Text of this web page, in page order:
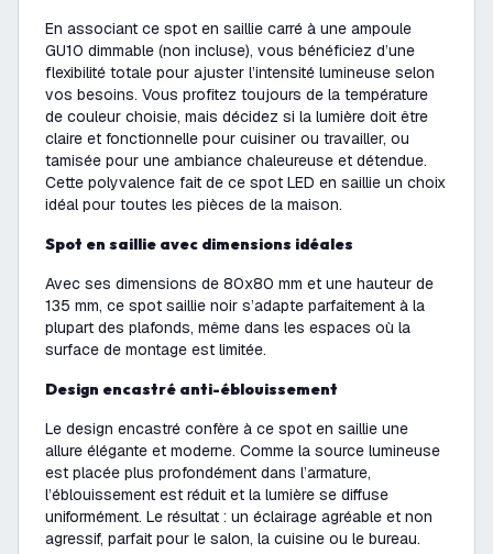
En associant ce spot en saillie carré à une ampoule
GU10 dimmable (non incluse), vous bénéficiez d’une
flexibilité totale pour ajuster l’intensité lumineuse selon
vos besoins. Vous profitez toujours de la température
de couleur choisie, mais décidez si la lumière doit être
claire et fonctionnelle pour cuisiner ou travailler, ou
tamisée pour une ambiance chaleureuse et détendue.
Cette polyvalence fait de ce spot LED en saillie un choix
idéal pour toutes les pièces de la maison.
Spot en saillie avec dimensions idéales
Avec ses dimensions de 80x80 mm et une hauteur de
135 mm, ce spot saillie noir s’adapte parfaitement à la
plupart des plafonds, même dans les espaces où la
surface de montage est limitée.
Design encastré anti-éblouissement
Le design encastré confère à ce spot en saillie une
allure élégante et moderne. Comme la source lumineuse
est placée plus profondément dans l’armature,
l’éblouissement est réduit et la lumière se diffuse
uniformément. Le résultat : un éclairage agréable et non
agressif, parfait pour le salon, la cuisine ou le bureau.